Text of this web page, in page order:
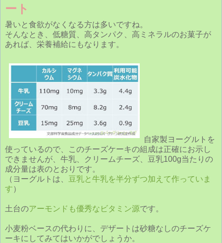
ート
暑いと食欲がなくなる方は多いですね。
そんなとき、低糖質、高タンパク、高ミネラルのお菓子が
あれば、栄養補給にもなります。
自家製ヨーグルトを
使っているので、このチーズケーキの組成は正確にお示し
できませんが、牛乳、クリームチーズ、豆乳100g当たりの
成分量は表のとおりです。
（ヨーグルトは、 豆乳と牛乳を半分ずつ加えて作っていま
す）
土台のアーモンドも優秀なビタミン源です。
小麦粉ベースの代わりに、デザートは砂糖なしのチーズケ
ーキにしてみてはいかがでしょうか。